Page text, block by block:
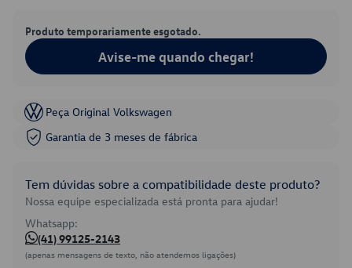
Produto temporariamente esgotado.
Avise-me quando chegar!
Peça Original Volkswagen
Garantia de 3 meses de fábrica
Tem dúvidas sobre a compatibilidade deste produto?
Nossa equipe especializada está pronta para ajudar!
Whatsapp:
(41) 99125-2143
(apenas mensagens de texto, não atendemos ligações)